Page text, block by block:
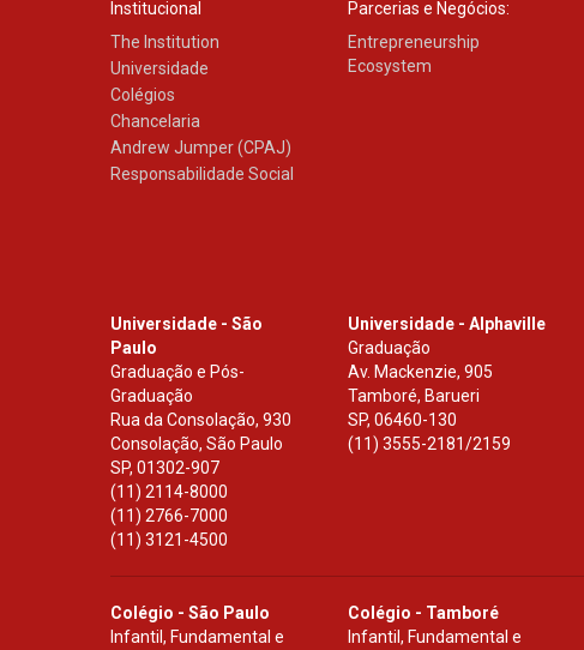
Institucional
The Institution
Universidade
Colégios
Chancelaria
Andrew Jumper (CPAJ)
Responsabilidade Social
Parcerias e Negócios:
Entrepreneurship
Ecosystem
Universidade - São
Paulo
Graduação e Pós-
Graduação
Rua da Consolação, 930
Consolação, São Paulo
SP, 01302-907
(11) 2114-8000
(11) 2766-7000
(11) 3121-4500
Universidade - Alphaville
Graduação
Av. Mackenzie, 905
Tamboré, Barueri
SP,06460-130
(11) 3555-2181/2159
Colégio - São Paulo
Infantil, Fundamental e
Colégio - Tamboré
Infantil, Fundamental e